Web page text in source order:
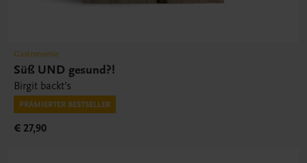
Gastronomie
Süß UND gesund?!
Birgit backt’s
PRÄMIERTER BESTSELLER
€ 27,90